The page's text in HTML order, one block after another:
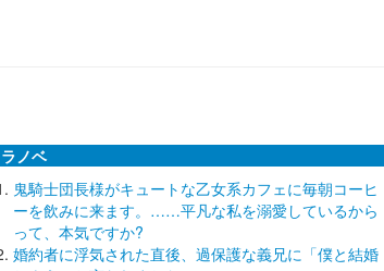
ラノベ
鬼騎士団長様がキュートな乙女系カフェに毎朝コーヒ
ーを飲みに来ます。……平凡な私を溺愛しているから
って、本気ですか?
婚約者に浮気された直後、過保護な義兄に「僕と結婚